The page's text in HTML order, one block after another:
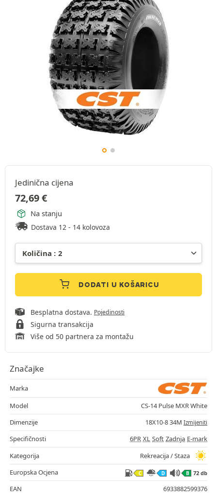
Jedinična cijena
72,69€
Na stanju
Dostava 12 - 14 kolovoza
DODATI U KOŠARICU
Besplatna dostava. Pojedinosti
Sigurna transakcija
Više od 50 partnera za montažu
Značajke
Marka
Model
CS-14 Pulse MXR White
Dimenzije
18X10-8 34M Izmijeniti
Specifičnosti 6PR XL Soft Zadnja E-mark
Kategorija
Rekreacija / Staza
Europska Ocjena
C D B 72 db
EAN
6933882599376